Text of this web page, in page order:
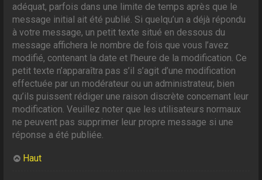
adéquat, parfois dans une limite de temps après que le
message initial ait été publié. Si quelqu’un a déjà répondu
à votre message, un petit texte situé en dessous du
message affichera le nombre de fois que vous l’avez
modifié, contenant la date et l’heure de la modification. Ce
petit texte n’apparaîtra pas s’il s’agit d’une modification
effectuée par un modérateur ou un administrateur, bien
qu’ils puissent rédiger une raison discrète concernant leur
modification. Veuillez noter que les utilisateurs normaux
ne peuvent pas supprimer leur propre message si une
réponse a été publiée.
Haut